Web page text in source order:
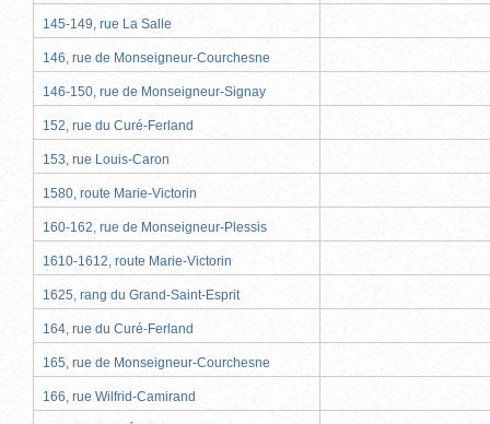
145-149, rue La Salle
146, rue de Monseigneur-Courchesne
146-150, rue de Monseigneur-Signay
152, rue du Curé-Ferland
153, rue Louis-Caron
1580, route Marie-Victorin
160-162, rue de Monseigneur-Plessis
1610-1612, route Marie-Victorin
1625, rang du Grand-Saint-Esprit
164, rue du Curé-Ferland
165, rue de Monseigneur-Courchesne
166, rue Wilfrid-Camirand